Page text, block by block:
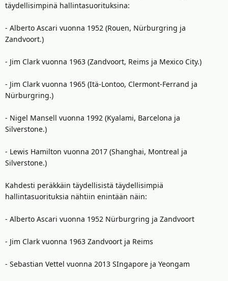
täydellisimpinä hallintasuorituksina:
- Alberto Ascari vuonna 1952 (Rouen, Nürburgring ja
Zandvoort.)
- Jim Clark vuonna 1963 (Zandvoort, Reims ja Mexico City.)
- Jim Clark vuonna 1965 (Itä-Lontoo, Clermont-Ferrand ja
Nürburgring.)
- Nigel Mansell vuonna 1992 (Kyalami, Barcelona ja
Silverstone.)
- Lewis Hamilton vuonna 2017 (Shanghai, Montreal ja
Silverstone.)
Kahdesti peräkkäin täydellisistä täydellisimpiä
hallintasuorituksia nähtiin enintään näin:
- Alberto Ascari vuonna 1952 Nürburgring ja Zandvoort
- Jim Clark vuonna 1963 Zandvoort ja Reims
- Sebastian Vettel vuonna 2013 SIngapore ja Yeongam